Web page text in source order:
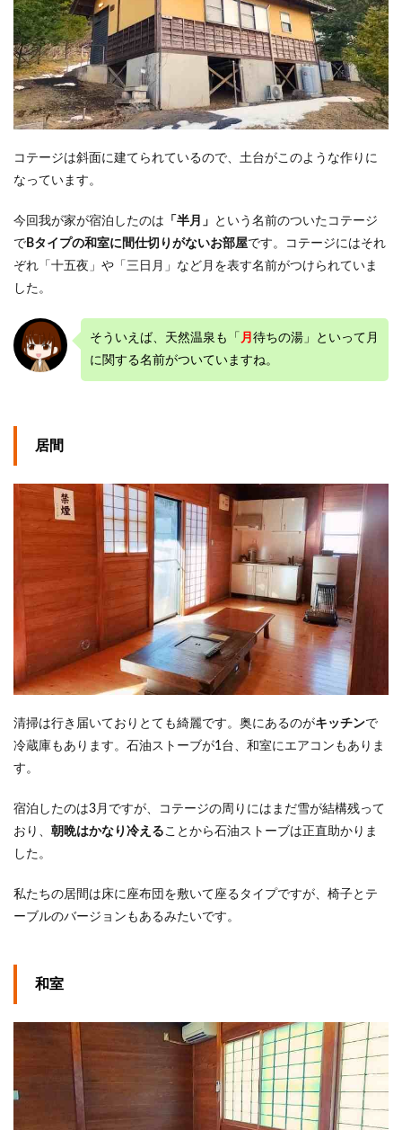
コテージは斜面に建てられているので、土台がこのような作りに
なっています。
今回我が家が宿泊したのは 「半月」
という名前のついたコテージ
で Bタイプの和室に間仕切りがないお部屋です。コテージにはそれ
ぞれ「十五夜」や「三日月」など月を表す名前がつけられていま
した。
そういえば、天然温泉も「 月 待ちの湯」といって月
に関する名前がついていますね。
居間
清掃は行き届いておりとても綺麗です。奥にあるのがキッチンで
冷蔵庫もあります。石油ストーブが1台、和室にエアコンもありま
す。
宿泊したのは3月ですが、コテージの周りにはまだ雪が結構残って
おり、 朝晩はかなり冷えることから石油ストーブは正直助かりま
した。
私たちの居間は床に座布団を敷いて座るタイプですが、椅子とテ
ーブルのバージョンもあるみたいです。
和室